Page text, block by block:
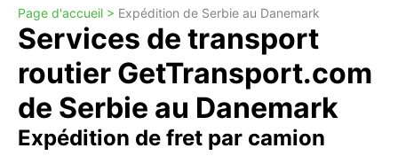
Page d'accueil > Expédition de Serbie au Danemark
Services de transport
routier GetTransport.com
de Serbie au Danemark
Expédition de fret par camion